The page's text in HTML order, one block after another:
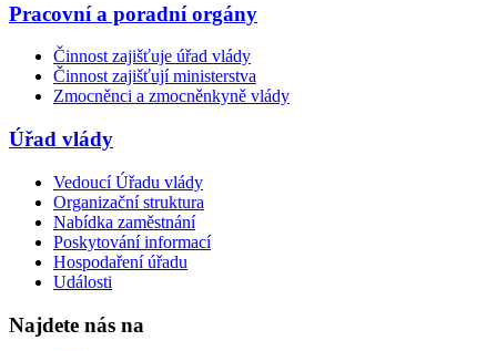
Pracovní a poradní orgány
Činnost zajišťuje úřad vlády
Činnost zajišťují ministerstva
Zmocněnci a zmocněnkyně vlády
Úřad vlády
Vedoucí Úřadu vlády
Organizační struktura
Nabídka zaměstnání
Poskytování informací
Hospodaření úřadu
Události
Najdete nás na